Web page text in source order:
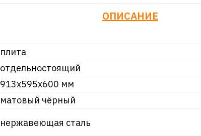
ОПИСАНИЕ
плита
отдельностоящий
913х595х600 мм
матовый чёрный
нержавеющая сталь